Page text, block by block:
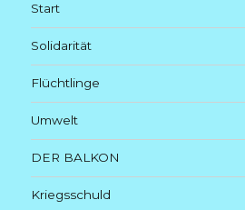
Start
Solidarität
Flüchtlinge
Umwelt
DER BALKON
Kriegsschuld